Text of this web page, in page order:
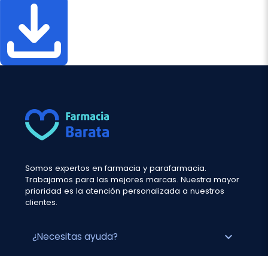
Somos expertos en farmacia y parafarmacia.
Trabajamos para las mejores marcas. Nuestra mayor
prioridad es la atención personalizada a nuestros
clientes.
¿Necesitas ayuda? expand_more